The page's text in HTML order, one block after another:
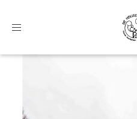
Toggle